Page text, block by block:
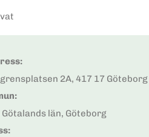
2A, 417 17 Göteborg
län, Göteborg